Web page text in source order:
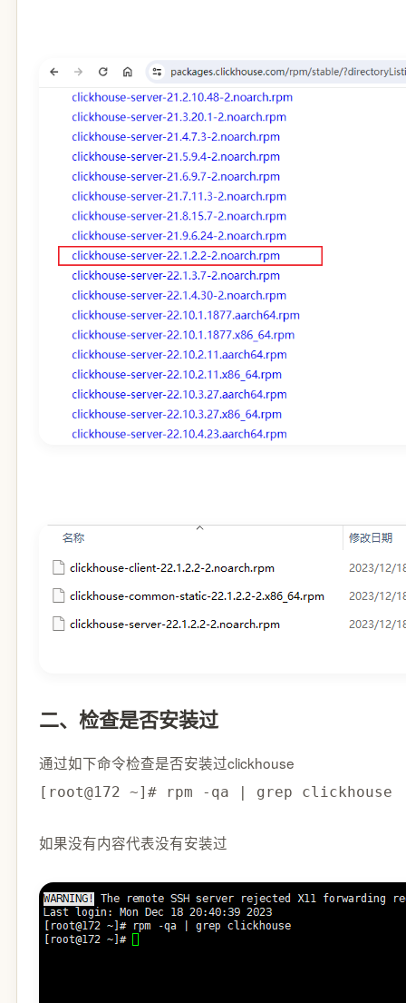
二、检查是否安装过
通过如下命令检查是否安装过clickhouse
[root@172 ~]# rpm -qa | grep clickhouse
如果没有内容代表没有安装过